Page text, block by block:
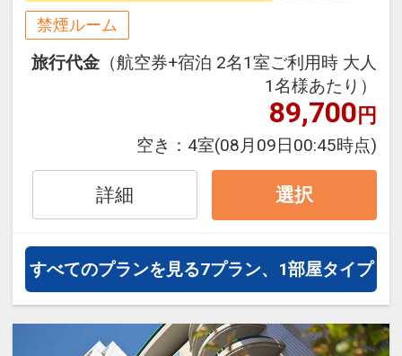
佇む高層デザイナーズホテル
宿泊されるお客様なら何度でもご利
用いただける「ウェルカムラウン
ジ」。15時～22時セルフサービスに
てご当地ドリンク「宮島茶」「デト
ー坊」、ご当地スナック菓子「瀬戸
内れもんイカ天」、ホテル特製パウ
ンクや小菓子をご用意しています。
合がございます。
禁煙ルーム
旅行代金 （航空券+宿泊 2名1室ご利用時 大人
1名様あたり）
89,700円
空き： 4室(08月09日00:45時点)
詳細 選択
すべてのプランを見る7プラン、1部屋タイプ